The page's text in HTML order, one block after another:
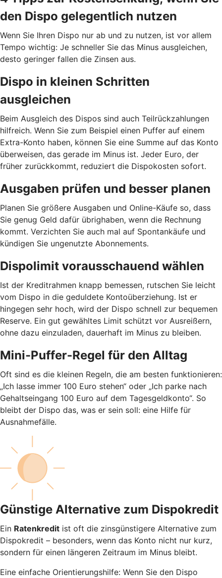
den Dispo gelegentlich nutzen
Wenn Sie Ihren Dispo nur ab und zu nutzen, ist vor allem
Tempo wichtig: Je schneller Sie das Minus ausgleichen,
desto geringer fallen die Zinsen aus.
Dispo in kleinen Schritten
ausgleichen
Beim Ausgleich des Dispos sind auch Teilrückzahlungen
hilfreich. Wenn Sie zum Beispiel einen Puffer auf einem
Extra-Konto haben, können Sie eine Summe auf das Konto
überweisen, das gerade im Minus ist. Jeder Euro, der
früher zurückkommt, reduziert die Dispokosten sofort.
Ausgaben prüfen und besser planen
Planen Sie größere Ausgaben und Online-Käufe so, dass
Sie genug Geld dafür übrighaben, wenn die Rechnung
kommt. Verzichten Sie auch mal auf Spontankäufe und
kündigen Sie ungenutzte Abonnements.
Dispolimit vorausschauend wählen
Ist der Kreditrahmen knapp bemessen, rutschen Sie leicht
vom Dispo in die geduldete Kontoüberziehung. Ist er
hingegen sehr hoch, wird der Dispo schnell zur bequemen
Reserve. Ein gut gewähltes Limit schützt vor Ausreißern,
ohne dazu einzuladen, dauerhaft im Minus zu bleiben.
Mini-Puffer-Regel für den Alltag
Oft sind es die kleinen Regeln, die am besten funktionieren:
„Ich lasse immer 100 Euro stehen“ oder „Ich parke nach
Gehaltseingang 100 Euro auf dem Tagesgeldkonto“. So
bleibt der Dispo das, was er sein soll: eine Hilfe für
Ausnahmefälle.
Günstige Alternative zum Dispokredit
Ein Ratenkredit ist oft die zinsgünstigere Alternative zum
Dispokredit – besonders, wenn das Konto nicht nur kurz,
sondern für einen längeren Zeitraum im Minus bleibt.
Eine einfache Orientierungshilfe: Wenn Sie den Dispo